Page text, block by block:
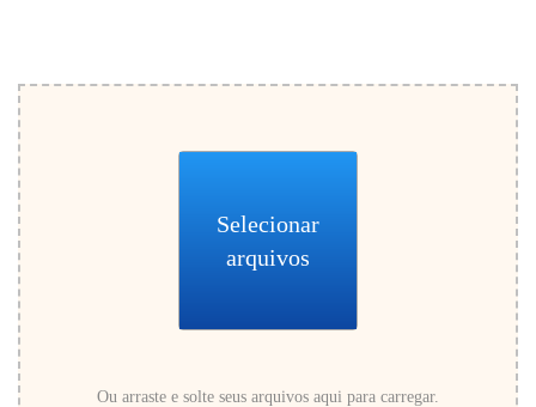
Selecionar
arquivos
Ou arraste e solte seus arquivos aqui para carregar.